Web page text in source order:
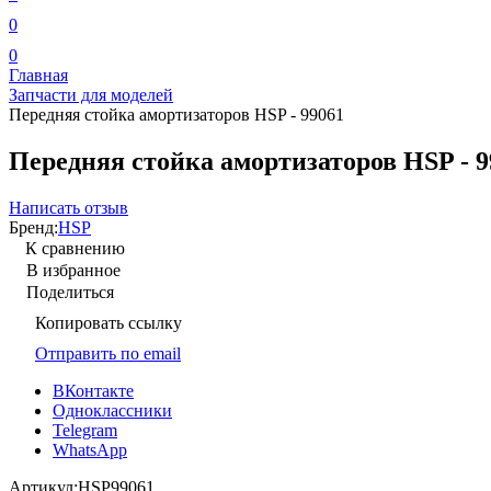
0
0
Главная
Запчасти для моделей
Передняя стойка амортизаторов HSP - 99061
Передняя стойка амортизаторов HSP -
Написать отзыв
Бренд:HSP
К сравнению
В избранное
Поделиться
Копировать ссылку
Отправить по email
ВКонтакте
Одноклассники
Telegram
WhatsApp
Артикул:HSP99061